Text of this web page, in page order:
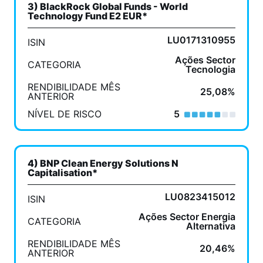
3) BlackRock Global Funds - World
Technology Fund E2 EUR*
ISIN LU0171310955
CATEGORIA
Ações Sector
Tecnologia
RENDIBILIDADE MÊS
ANTERIOR
25,08%
NÍVEL DE RISCO
5
4) BNP Clean Energy Solutions N
Capitalisation*
ISIN LU0823415012
CATEGORIA
Ações Sector Energia
Alternativa
RENDIBILIDADE MÊS
ANTERIOR
20,46%